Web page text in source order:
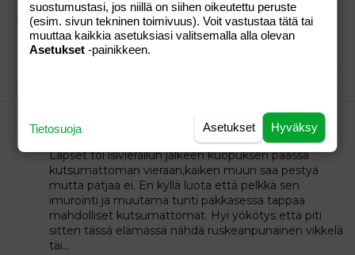
Mihin vois viedä lastenkirjat ja piirretyt videot
Itselle ei enää käyttöä,kirppareille en viitsi roudata
niitä ja kytätä saako myytyä.
Kuinkahan kauan mun täytyy pitää patjaa
pakkasessa että täit on varmasti kuolleet?
Lapset toi isivierailun jälkeen kuopuksen päässä
kutsumattoman vieraan,kaiken muun saa pestyä
mutta patjaa ei. En kyllä luota että pelkkä sen
imurointi ja muutama tunti pakkasessa tappaa
mahdolliset kutsumattomat. Hyi yökötys että piti
sitten tässä elämässä nähdä ruskeanpunainen vikkelä
täi...
suostumustasi, jos niillä on siihen oikeutettu peruste
(esim. sivun tekninen toimivuus). Voit vastustaa tätä tai
muuttaa kaikkia asetuksiasi valitsemalla alla olevan
Asetukset -painikkeen.
Hyväksy
Asetukset
Tietosuoja